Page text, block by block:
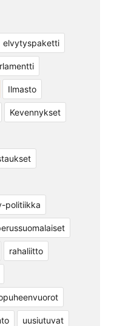
elvytyspaketti
Ilmasto
Kevennykset
politiikka
rahaliitto
uusiutuvat